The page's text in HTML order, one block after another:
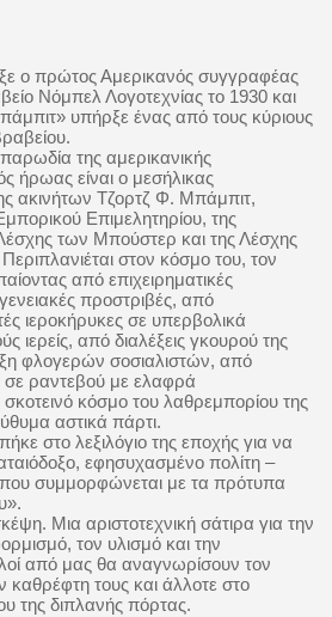
ο πρώτος Αμερικανός συγγραφέας
Νόμπελ Λογοτεχνίας το 1930 και
υπήρξε ένας από τους κύριους
της αμερικανικής
ήρωας είναι ο μεσήλικας
ακινήτων Τζορτζ Φ. Μπάμπιτ,
Επιμελητηρίου, της
των Μπούστερ και της Λέσχης
στον κόσμο του, τον
από επιχειρηματικές
προστριβές, από
ιεροκήρυκες σε υπερβολικά
ιερείς, από διαλέξεις γκουρού της
φλογερών σοσιαλιστών, από
ραντεβού με ελαφρά
κόσμο του λαθρεμπορίου της
αστικά πάρτι.
στο λεξιλόγιο της εποχής για να
εφησυχασμένο πολίτη –
που συμμορφώνεται με τα πρότυπα
Μια αριστοτεχνική σάτιρα για την
τον υλισμό και την
από μας θα αναγνωρίσουν τον
τους και άλλοτε στο
της διπλανής πόρτας.